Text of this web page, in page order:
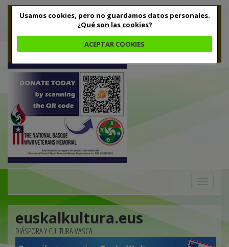
Usamos cookies, pero no guardamos datos personales.
¿Qué son las cookies?
ACEPTAR COOKIES
euskalkultura.eus
DIÁSPORA Y CULTURA VASCA